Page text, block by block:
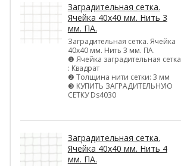
Заградительная сетка.
Ячейка 40х40 мм. Нить 3
мм. ПА.
Заградительная сетка. Ячейка
40х40 мм. Нить 3 мм. ПА.
❶ Ячейка заградительная сетка
: Квадрат
❷ Толщина нити сетки: 3 мм
❸ КУПИТЬ ЗАГРАДИТЕЛЬНУЮ
СЕТКУ Ds4030
Заградительная сетка.
Ячейка 40х40 мм. Нить 4
мм. ПА.